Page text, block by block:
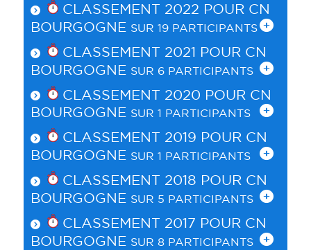
CLASSEMENT 2022 POUR CN
BOURGOGNE SUR 19 PARTICIPANTS
CLASSEMENT 2021 POUR CN
BOURGOGNE SUR 6 PARTICIPANTS
CLASSEMENT 2020 POUR CN
BOURGOGNE SUR 1 PARTICIPANTS
CLASSEMENT 2019 POUR CN
BOURGOGNE SUR 1 PARTICIPANTS
CLASSEMENT 2018 POUR CN
BOURGOGNE SUR 5 PARTICIPANTS
CLASSEMENT 2017 POUR CN
BOURGOGNE SUR 8 PARTICIPANTS